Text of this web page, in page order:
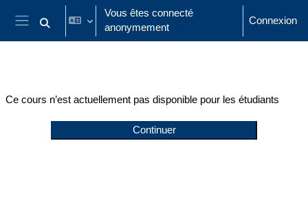
Passer au contenu principal
Panneau latéral
Activer/désactiver la saisie de recherche
Vous êtes connecté
anonymement
Connexion
Ce cours n’est actuellement pas disponible pour les étudiants
Continuer